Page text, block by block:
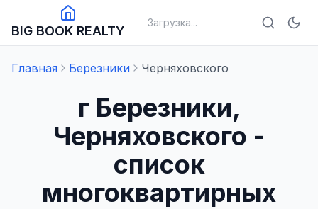
BIG BOOK REALTY
Загрузка...
Главная Березники Черняховского
г Березники,
Черняховского -
список
многоквартирных